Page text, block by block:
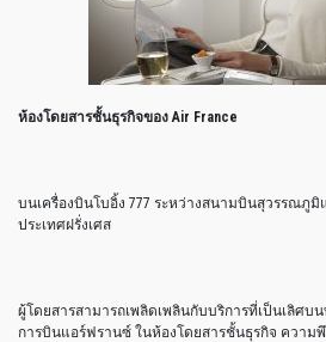
ห้องโดยสารชั้นธุรกิจของ Air France
บนเครื่องบินโบอิ้ง 777 ระหว่างสนามบินสุวรรณภูมิ
ประเทศฝรั่งเศส
ผู้โดยสารสามารถเพลิดเพลินกับบริการที่เป็นเลิศบ
การบินแอร์ฟรานซ์ ในห้องโดยสารชั้นธุรกิจ ความ